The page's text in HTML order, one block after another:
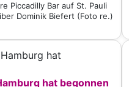
Piccadilly Bar auf St. Pauli
Dominik Biefert (Foto re.)
hat begonnen